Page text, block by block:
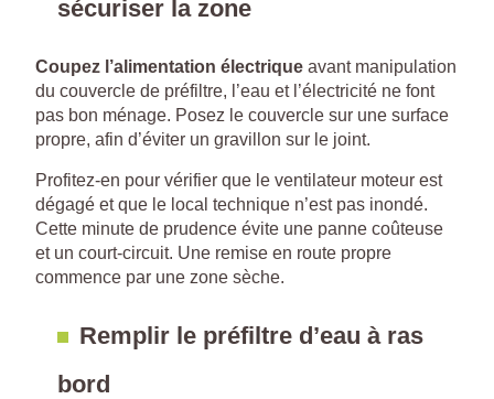
sécuriser la zone
Coupez l’alimentation électrique avant manipulation
du couvercle de préfiltre, l’eau et l’électricité ne font
pas bon ménage. Posez le couvercle sur une surface
propre, afin d’éviter un gravillon sur le joint.
Profitez-en pour vérifier que le ventilateur moteur est
dégagé et que le local technique n’est pas inondé.
Cette minute de prudence évite une panne coûteuse
et un court-circuit. Une remise en route propre
commence par une zone sèche.
Remplir le préfiltre d’eau à ras
bord